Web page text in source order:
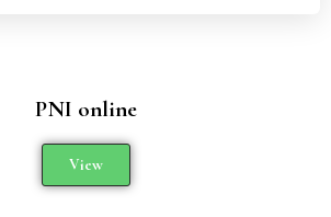
PNI online
View